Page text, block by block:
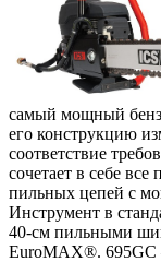
самый мощный
его конструкцию
соответствие
сочетает в себе
пильных цепей с
Инструмент в
40-см пильными
EuroMAX®. 695GC